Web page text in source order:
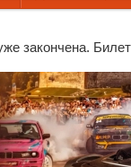
закончена.